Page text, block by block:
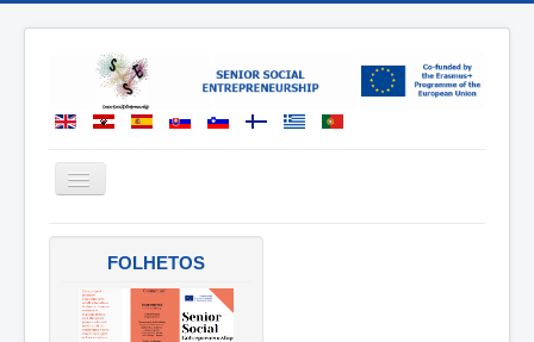
Ativar/Desativar
navegação
SOBRE
PARCEIROS
FOLHETOS